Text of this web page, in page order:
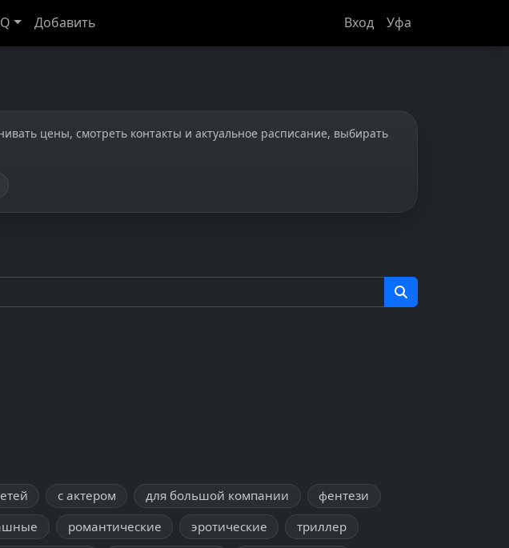
Добавить Вход Уфа
цены, смотреть контакты и актуальное расписание, выбирать
с актером для большой компании
фентези
романтические эротические
триллер